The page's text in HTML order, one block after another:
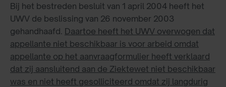
Bij het bestreden besluit van 1 april 2004 heeft het
UWV de beslissing van 26 november 2003
gehandhaafd. Daartoe heeft het UWV overwogen dat
appellante niet beschikbaar is voor arbeid omdat
appellante op het aanvraagformulier heeft verklaard
dat zij aansluitend aan de Ziektewet niet beschikbaar
was en niet heeft gesolliciteerd omdat zij langdurig